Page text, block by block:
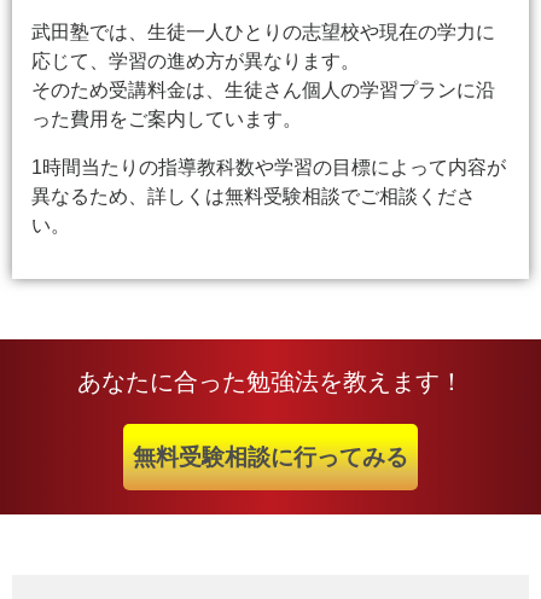
武田塾では、生徒一人ひとりの志望校や現在の学力に
応じて、学習の進め方が異なります。
そのため受講料金は、生徒さん個人の学習プランに沿
った費用をご案内しています。
1時間当たりの指導教科数や学習の目標によって内容が
異なるため、詳しくは無料受験相談でご相談くださ
い。
あなたに合った勉強法を教えます！
無料受験相談に行ってみる